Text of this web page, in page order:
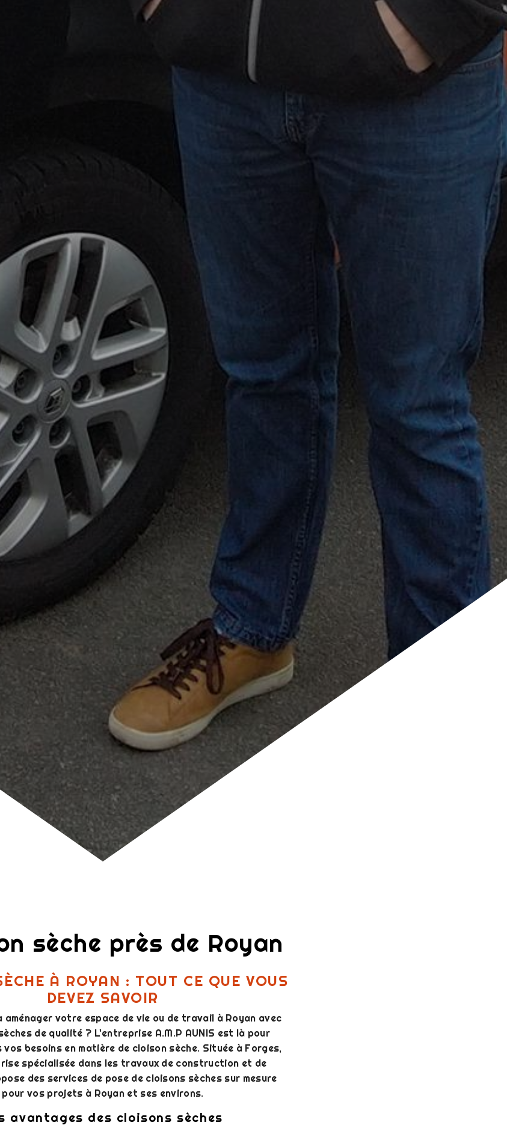
sèche près de Royan
À ROYAN : TOUT CE QUE VOUS
DEVEZ SAVOIR
aménager votre espace de vie ou de travail à Royan avec
de qualité ? L'entreprise A.M.P AUNIS est là pour
besoins en matière de cloison sèche. Située à Forges,
spécialisée dans les travaux de construction et de
des services de pose de cloisons sèches sur mesure
pour vos projets à Royan et ses environs.
avantages des cloisons sèches